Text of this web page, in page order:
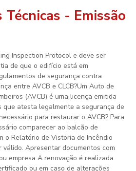
- Emissão
Inspection Protocol e deve ser
de que o edifício está em
de segurança contra
entre AVCB e CLCB?Um Auto de
(AVCB) é uma licença emitida
que atesta legalmente a segurança de
para restaurar o AVCB? Para
comparecer ao balcão de
o Relatório de Vistoria de Incêndio
válido. Apresentar documentos com
empresa A renovação é realizada
ou em caso de alterações